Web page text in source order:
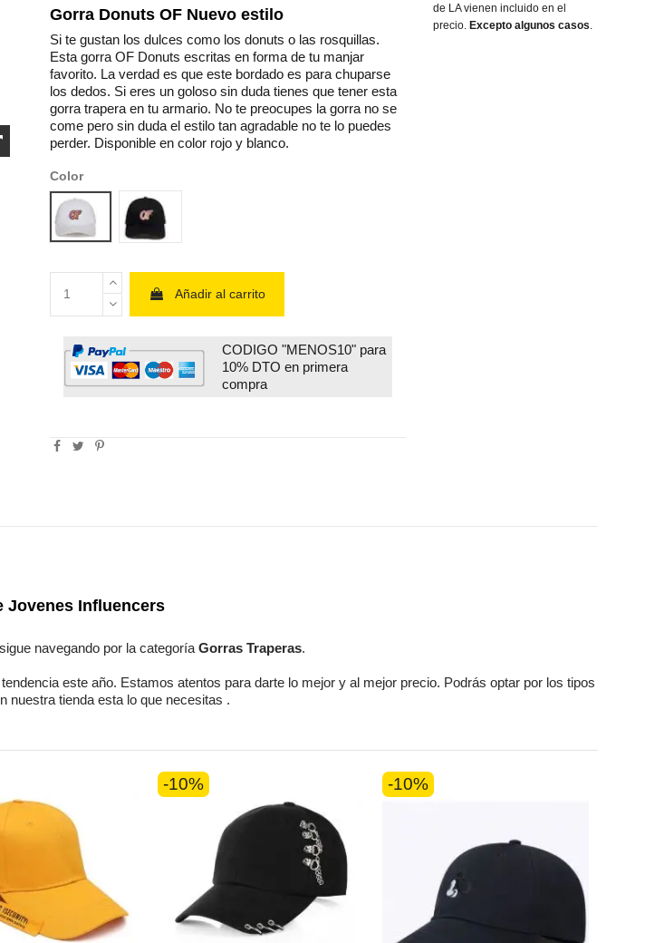
Gorra Donuts OF Nuevo estilo
Si te gustan los dulces como los donuts o las rosquillas.
Esta gorra OF Donuts escritas en forma de tu manjar
favorito. La verdad es que este bordado es para chuparse
los dedos. Si eres un goloso sin duda tienes que tener esta
gorra trapera en tu armario. No te preocupes la gorra no se
come pero sin duda el estilo tan agradable no te lo puedes
perder. Disponible en color rojo y blanco.
Color
Blanco
Black
Añadir al carrito
CODIGO "MENOS10" para
10% DTO en primera
compra
de LA vienen incluido en el
precio.Excepto algunos casos
Jovenes Influencers
sigue navegando por la categoríaGorras Traperas.
este año. Estamos atentos para darte lo mejor y al mejor precio. Podrás optar por los tipos
nuestra tienda esta lo que necesitas .
-10% -10%